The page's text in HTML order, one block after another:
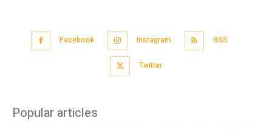
Facebook Instagram RSS
Twitter
Popular articles